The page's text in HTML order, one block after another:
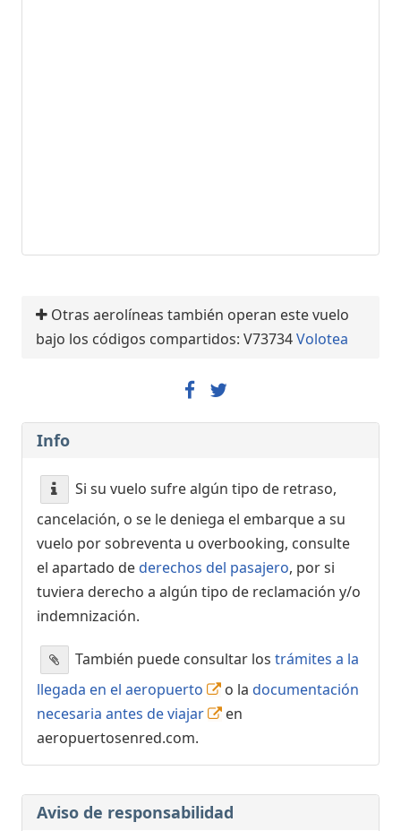
Otras aerolíneas también operan este vuelo
bajo los códigos compartidos: V73734Volotea
Info
Si su vuelo sufre algún tipo de retraso,
cancelación, o se le deniega el embarque a su
vuelo por sobreventa u overbooking, consulte
el apartado dederechos del pasajero, por si
tuviera derecho a algún tipo de reclamación y/o
indemnización.
También puede consultar los trámites a la
llegada en el aeropuerto
o la documentación
necesaria antes de viajar
en
aeropuertosenred.com.
Aviso de responsabilidad